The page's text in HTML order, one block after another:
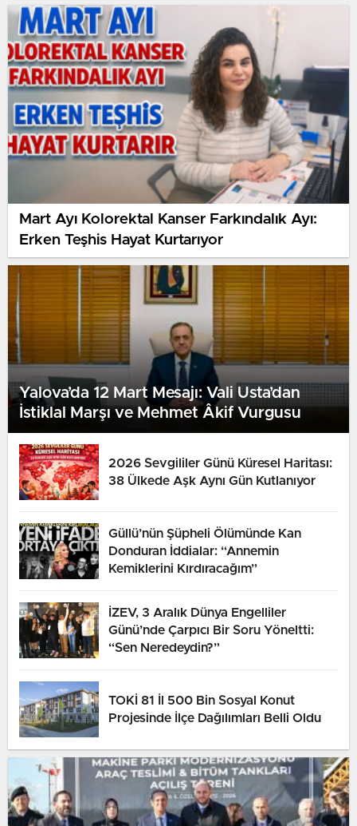
Mart Ayı Kolorektal Kanser Farkındalık Ayı:
Erken Teşhis Hayat Kurtarıyor
Yalova’da 12 Mart Mesajı: Vali Usta’dan
İstiklal Marşı ve Mehmet Âkif Vurgusu
2026 Sevgililer Günü Küresel Haritası:
38 Ülkede Aşk Aynı Gün Kutlanıyor
Güllü’nün Şüpheli Ölümünde Kan
Donduran İddialar: “Annemin
Kemiklerini Kırdıracağım”
İZEV, 3 Aralık Dünya Engelliler
Günü’nde Çarpıcı Bir Soru Yöneltti:
“Sen Neredeydin?”
TOKİ 81 İl 500 Bin Sosyal Konut
Projesinde İlçe Dağılımları Belli Oldu